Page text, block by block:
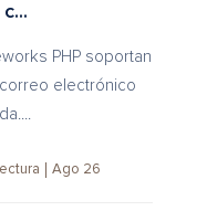
PHP soportan
electrónico
Ago 26